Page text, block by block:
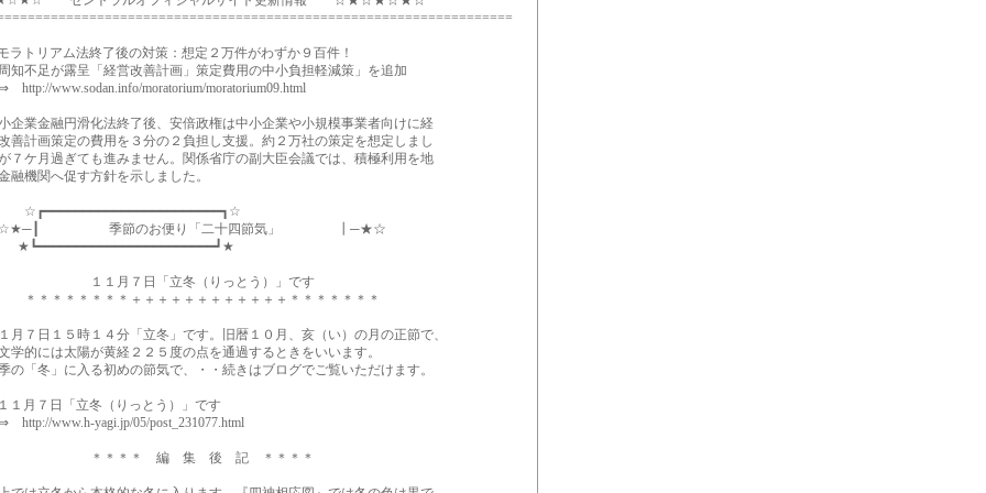
トリアム法終了後の対策：想定２万件がわずか９百件！
足が露呈「経営改善計画」策定費用の中小負担軽減策」を追加
www.sodan.info/moratorium/moratorium09.html
業金融円滑化法終了後、安倍政権は中小企業や小規模事業者向けに経
計画策定の費用を３分の２負担し支援。約２万社の策定を想定しまし
ケ月過ぎても進みません。関係省庁の副大臣会議では、積極利用を地
機関へ促す方針を示しました。
季節のお便り「二十四節気」 ┃─★☆
月７日「立冬（りっとう）」です
＊＊＊＊＊＋＋＋＋＋＋＋＋＋＋＋＋＊＊＊＊＊＊＊
７日１５時１４分「立冬」です。旧暦１０月、亥（い）の月の正節で、
的には太陽が黄経２２５度の点を通過するときをいいます。
「冬」に入る初めの節気で、・・続きはブログでご覧いただけます。
７日「立冬（りっとう）」です
www.h-yagi.jp/05/post_231077.html
＊＊ 編 集 後 記 ＊＊＊＊